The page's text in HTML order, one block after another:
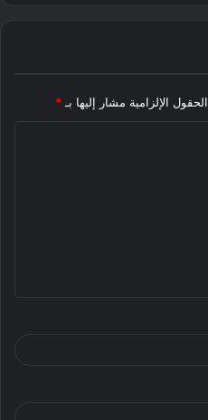
الحقول الإلزامية مشار إليها بـ *